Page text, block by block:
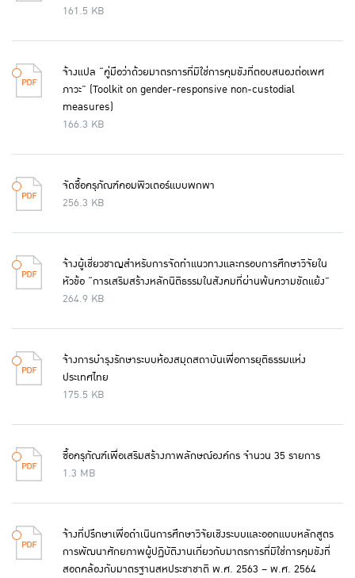
161.5 KB
จ้างแปล “คู่มือว่าด้วยมาตรการที่มิใช่การคุมขังที่ตอบสนองต่อเพศ
ภาวะ” (Toolkit on gender-responsive non-custodial
measures)
166.3 KB
จัดซื้อครุภัณฑ์คอมพิวเตอร์แบบพกพา
256.3 KB
จ้างผู้เชี่ยวชาญสำหรับการจัดทำแนวทางและกรอบการศึกษาวิจัยใน
หัวข้อ “การเสริมสร้างหลักนิติธรรมในสังคมที่ผ่านพ้นความขัดแย้ง”
264.9 KB
จ้างการบำรุงรักษาระบบห้องสมุดสถาบันเพื่อการยุติธรรมแห่ง
ประเทศไทย
175.5 KB
ซื้อครุภัณฑ์เพื่อเสริมสร้างภาพลักษณ์องค์กร จำนวน 35 รายการ
1.3 MB
จ้างที่ปรึกษาเพื่อดำเนินการศึกษาวิจัยเชิงระบบและออกแบบหลักสูตร
การพัฒนาศักยภาพผู้ปฏิบัติงานเกี่ยวกับมาตรการที่มิใช่การคุมขังที่
สอดคล้องกับมาตรฐานสหประชาชาติ พ.ศ. 2563 – พ.ศ. 2564